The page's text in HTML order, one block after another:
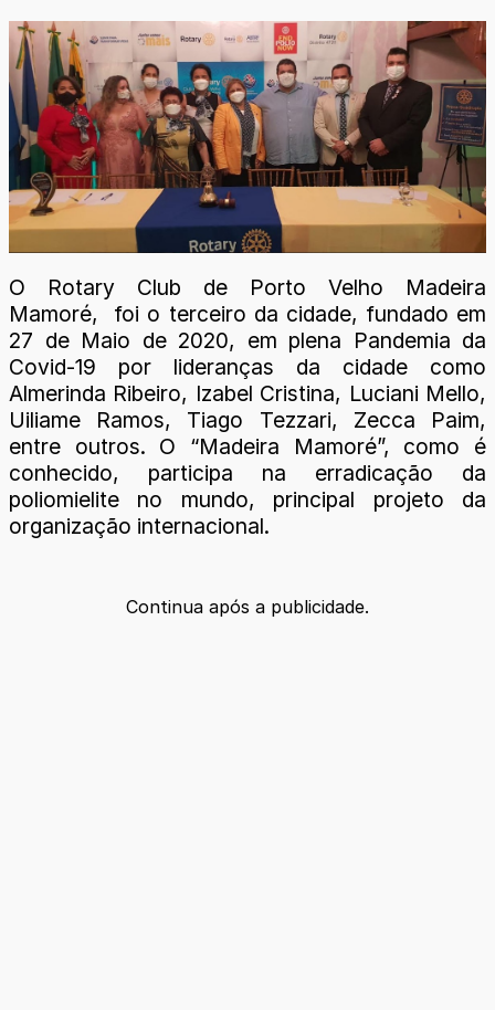
O Rotary Club de Porto Velho Madeira
Mamoré, foi o terceiro da cidade, fundado em
27 de Maio de 2020, em plena Pandemia da
Covid-19 por lideranças da cidade como
Almerinda Ribeiro, Izabel Cristina, Luciani Mello,
Uiliame Ramos, Tiago Tezzari, Zecca Paim,
entre outros. O “Madeira Mamoré”, como é
conhecido, participa na erradicação da
poliomielite no mundo, principal projeto da
organização internacional.
Continua após a publicidade.